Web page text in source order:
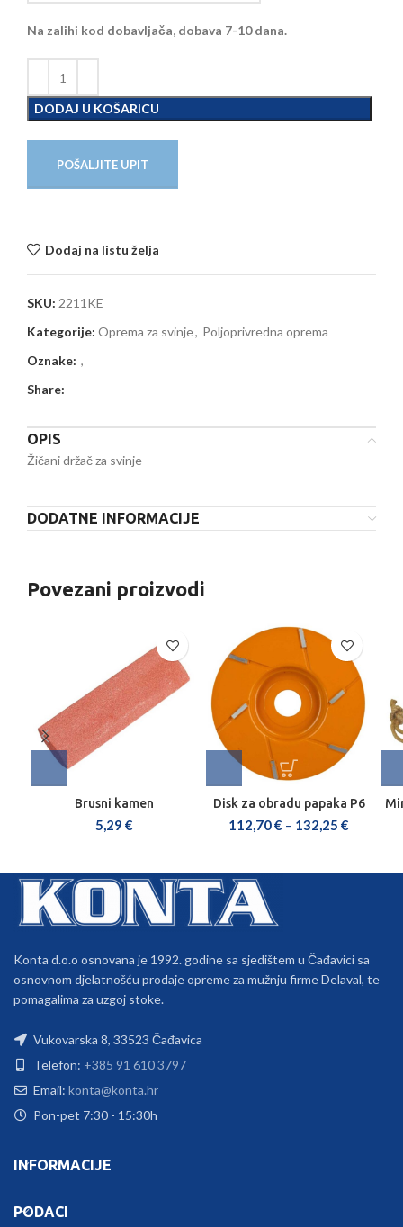
Na zalihi kod dobavljača, dobava 7-10 dana.
DODAJ U KOŠARICU
POŠALJITE UPIT
Dodaj na listu želja
SKU: 2211KE
Kategorije: Oprema za svinje, Poljoprivredna oprema
Oznake: ,
Share:
OPIS
Žičani držač za svinje
DODATNE INFORMACIJE
Povezani proizvodi
Brusni kamen
5,29 €
Disk za obradu papaka P6
112,70€ – 132,25 €
Konta d.o.o osnovana je 1992. godine sa sjedištem u Čađavici sa
osnovnom djelatnošću prodaje opreme za mužnju firme Delaval, te
pomagalima za uzgoj stoke.
Vukovarska 8, 33523 Čađavica
Telefon: +385 91 610 3797
Email: konta@konta.hr
Pon-pet 7:30 - 15:30h
INFORMACIJE
PODACI